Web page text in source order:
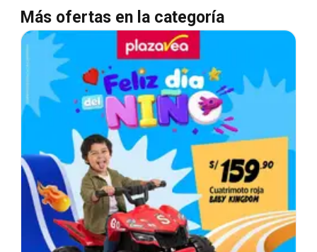
Más ofertas en la categoría